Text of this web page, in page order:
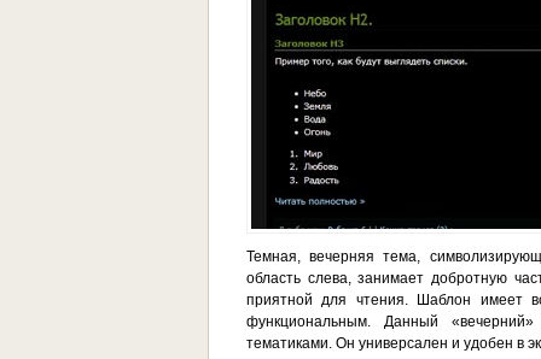
Темная, вечерняя тема,
область слева, занимает добротную
приятной для чтения. Шаблон имеет
функциональным. Данный
тематиками. Он универсален и удобен в